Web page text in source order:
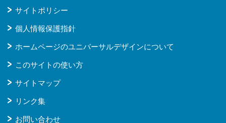
サイトポリシー
個人情報保護指針
ホームページのユニバーサルデザインについて
このサイトの使い方
サイトマップ
リンク集
お問い合わせ